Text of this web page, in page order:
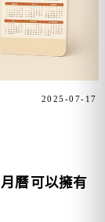
2025-07-17
月曆可以擁有